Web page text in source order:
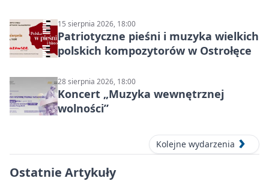
15 sierpnia 2026, 18:00
Patriotyczne pieśni i muzyka wielkich
polskich kompozytorów w Ostrołęce
28 sierpnia 2026, 18:00
Koncert „Muzyka wewnętrznej
wolności”
Kolejne wydarzenia
Ostatnie Artykuły